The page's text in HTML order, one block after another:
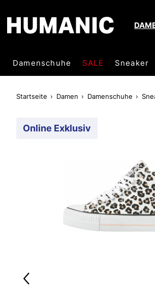
Damenschuhe SALE Sneaker
Startseite Damen Damenschuhe
Online Exklusiv